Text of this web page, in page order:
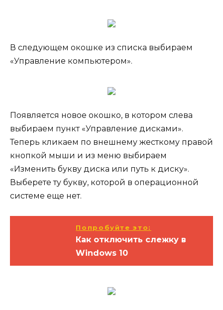
В следующем окошке из списка выбираем
«Управление компьютером».
Появляется новое окошко, в котором слева
выбираем пункт «Управление дисками».
Теперь кликаем по внешнему жесткому правой
кнопкой мыши и из меню выбираем
«Изменить букву диска или путь к диску».
Выберете ту букву, которой в операционной
системе еще нет.
Попробуйте это:
Как отключить слежку в
Windows 10